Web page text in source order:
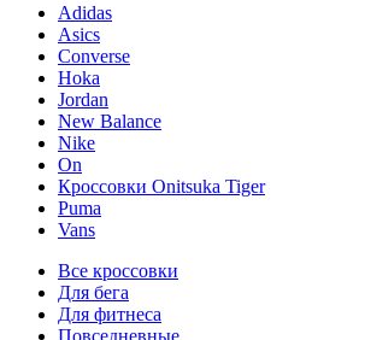
Adidas
Asics
Converse
Hoka
Jordan
New Balance
Nike
On
Кроссовки Onitsuka Tiger
Puma
Vans
Все кроссовки
Для бега
Для фитнеса
Повседневные